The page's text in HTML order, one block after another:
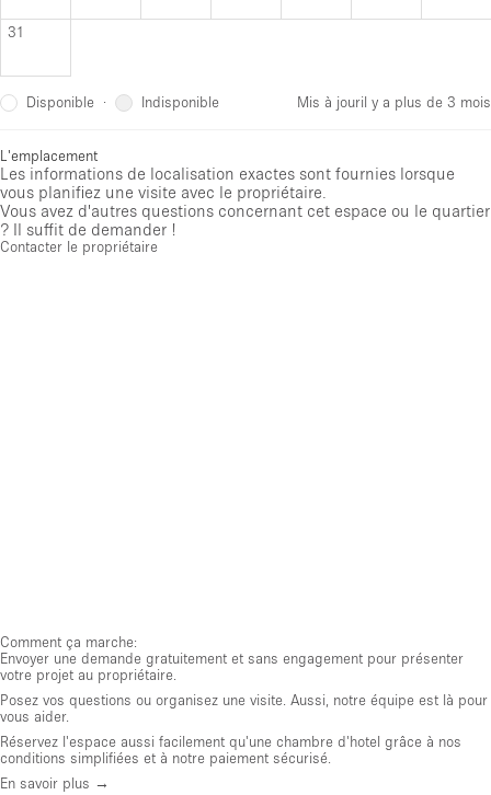
31
Disponible · Indisponible Mis à jouril y a plus de 3 mois
L'emplacement
Les informations de localisation exactes sont fournies lorsque
vous planifiez une visite avec le propriétaire.
Vous avez d'autres questions concernant cet espace ou le quartier
? Il suffit de demander !
Contacter le propriétaire
Comment ça marche:
Envoyer une demande gratuitement et sans engagement pour présenter
votre projet au propriétaire.
Posez vos questions ou organisez une visite. Aussi, notre équipe est là pour
vous aider.
Réservez l'espace aussi facilement qu'une chambre d'hotel grâce à nos
conditions simplifiées et à notre paiement sécurisé.
En savoir plus →